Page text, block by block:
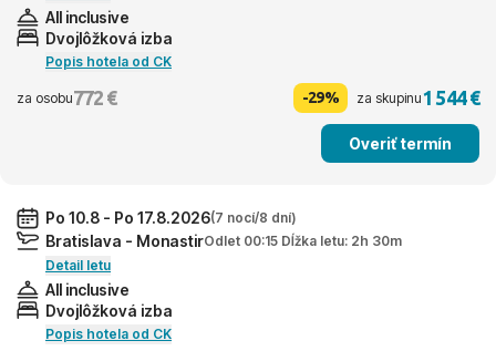
All inclusive
Dvojlôžková izba
Popis hotela od CK
za osobu772 € -29% za skupinu1 544 €
Overiť termín
Po 10.8 - Po 17.8.2026(7 nocí/8 dní)
Bratislava - MonastirOdlet 00:15 Dĺžka letu: 2h 30m
Detail letu
All inclusive
Dvojlôžková izba
Popis hotela od CK